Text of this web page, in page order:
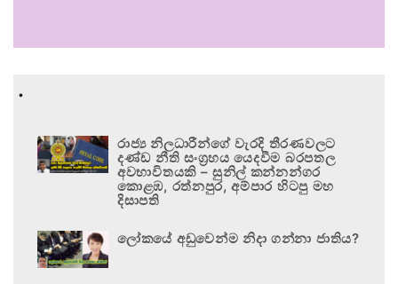
.
රාජ්‍ය නිලධාරීන්ගේ වැරදි තීරණවලට
දණ්ඩ නීති සංග්‍රහය යෙදවීම බරපතල
අවභාවිතයකි – සුනිල් කන්නන්ගර
කොළඹ, රත්නපුර, අම්පාර හිටපු මහ
දිසාපති
ලෝකයේ අඩුවෙන්ම නිදා ගන්නා ජාතිය?